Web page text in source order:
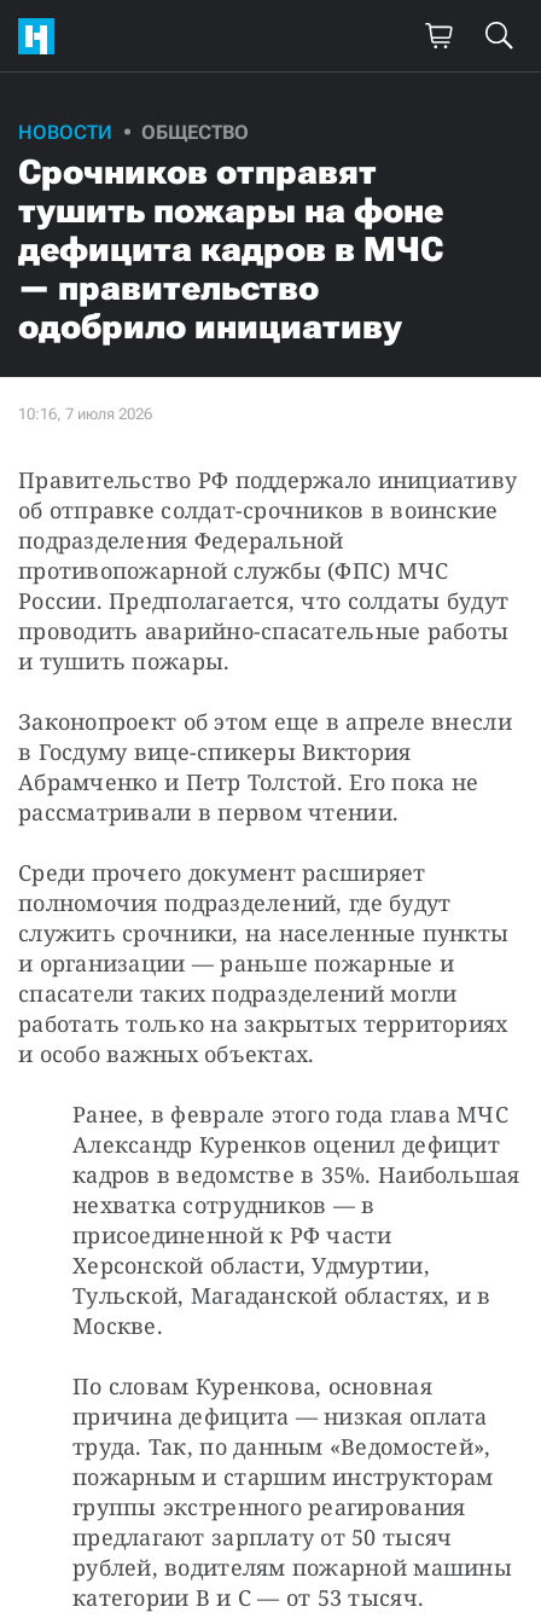
НОВОСТИ ОБЩЕСТВО
Срочников отправят
тушить пожары на фоне
дефицита кадров в МЧС
— правительство
одобрило инициативу
Правительство РФ поддержало инициативу
об отправке солдат-срочников в воинские
подразделения Федеральной
противопожарной службы (ФПС) МЧС
России. Предполагается, что солдаты будут
проводить аварийно-спасательные работы
и тушить пожары.
Законопроект об этом еще в апреле внесли
в Госдуму вице-спикеры Виктория
Абрамченко и Петр Толстой. Его пока не
рассматривали в первом чтении.
Среди прочего документ расширяет
полномочия подразделений, где будут
служить срочники, на населенные пункты
и организации — раньше пожарные и
спасатели таких подразделений могли
работать только на закрытых территориях
и особо важных объектах.
Ранее, в феврале этого года глава МЧС
Александр Куренков оценил дефицит
кадров в ведомстве в 35%. Наибольшая
нехватка сотрудников — в
присоединенной к РФ части
Херсонской области, Удмуртии,
Тульской, Магаданской областях, и в
Москве.
По словам Куренкова, основная
причина дефицита — низкая оплата
труда. Так, по данным «Ведомостей»,
пожарным и старшим инструкторам
группы экстренного реагирования
предлагают зарплату от 50 тысяч
рублей, водителям пожарной машины
категории B и C — от 53 тысяч.